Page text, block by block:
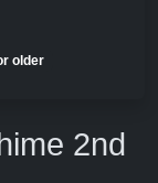
older
2nd